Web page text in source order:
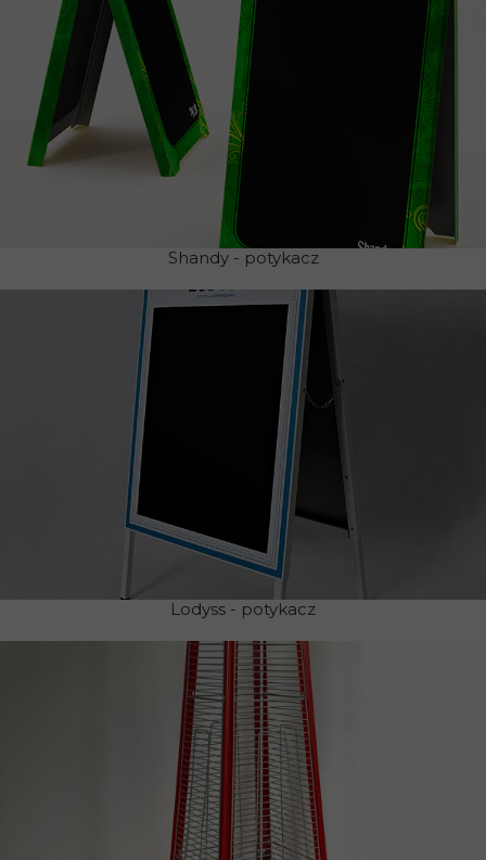
Shandy - potykacz
Lodyss - potykacz